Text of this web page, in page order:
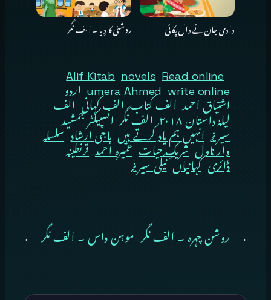
دادی جان نے دال پکائی روشنی کا دِیا ۔ الف نگر
Alif Kitab novels Read online
umera Ahmed write online
اردو
اشتیاق احمد الف کتاب الف کہانی الف
لیلہٰ داستان ۲۰۱۸
الف نگر انسپیکٹر جمشید
سیریز انہیں ہم یاد کرتے ہیں باجی ارشاد سلسلہ
وار ناول شریکِ حیات عمیرہ احمد قرنطینہ
ڈائری کہانیاں نیکی سیریز
← روشن چہرہ ۔ الف نگر موہن داس ۔ الف نگر →